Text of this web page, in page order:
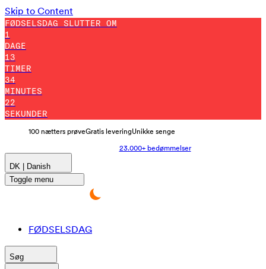
Skip to Content
FØDSELSDAG SLUTTER OM
1
DAGE
13
TIMER
34
MINUTES
13
SEKUNDER
100 nætters prøveGratis leveringUnikke senge
23.000+ bedømmelser
DK | Danish
Toggle menu
FØDSELSDAG
Søg